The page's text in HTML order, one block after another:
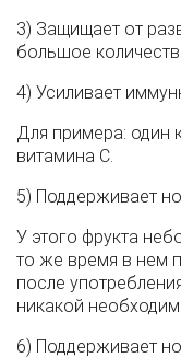
3) Защищает от
большое
4) Усиливает
Для примера: один
витамина С.
5) Поддерживает
У этого фрукта
то же время в нем
после
никакой
6) Поддерживает